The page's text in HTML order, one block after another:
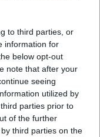
to third parties, or
information for
below opt-out
note that after your
seeing
utilized by
parties prior to
of the further
third parties on the
Επιδαύρου άνοιξε τις
τη